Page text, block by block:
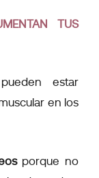
TUS
estar
en los
porque no